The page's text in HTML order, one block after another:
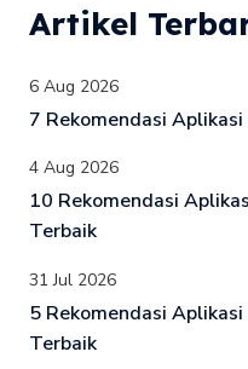
Artikel
6 Aug 2026
7 Rekomendasi
4 Aug 2026
10 Rekomendasi
Terbaik
31 Jul 2026
5 Rekomendasi
Terbaik